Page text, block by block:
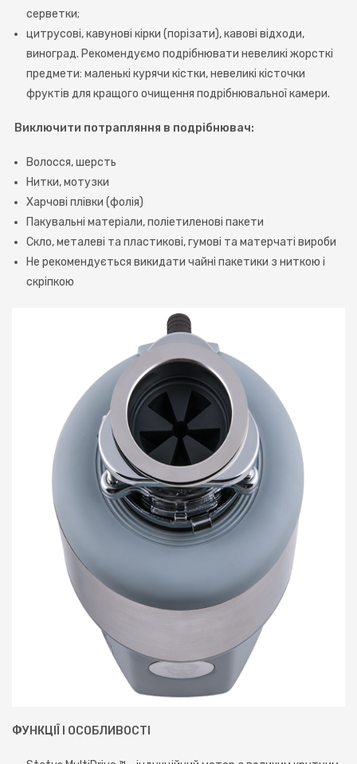
серветки;
цитрусові, кавунові кірки (порізати), кавові відходи,
виноград. Рекомендуємо подрібнювати невеликі жорсткі
предмети: маленькі курячи кістки, невеликі кісточки
фруктів для кращого очищення подрібнювальної камери.
Виключити потрапляння в подрібнювач:
Волосся, шерсть
Нитки, мотузки
Харчові плівки (фолія)
Пакувальні матеріали, поліетиленові пакети
Скло, металеві та пластикові, гумові та матерчаті вироби
Не рекомендується викидати чайні пакетики з ниткою і
скріпкою
ФУНКЦІЇ І ОСОБЛИВОСТІ